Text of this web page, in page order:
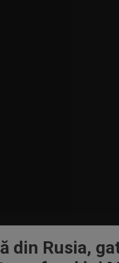
din Rusia,